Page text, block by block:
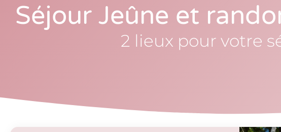
Séjour Jeûne et
2 lieux pour votre